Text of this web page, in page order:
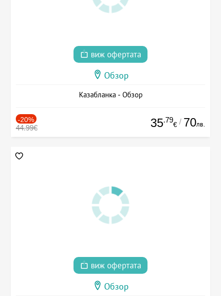
виж офертата
Обзор
Казабланка - Обзор
-20%
44.99€ 35.79
€ / 70лв.
виж офертата
Обзор